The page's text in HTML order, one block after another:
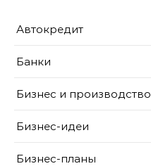
Автокредит
Банки
Бизнес и производство
Бизнес-идеи
Бизнес-планы